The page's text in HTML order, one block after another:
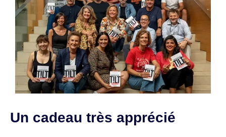
Un cadeau très apprécié